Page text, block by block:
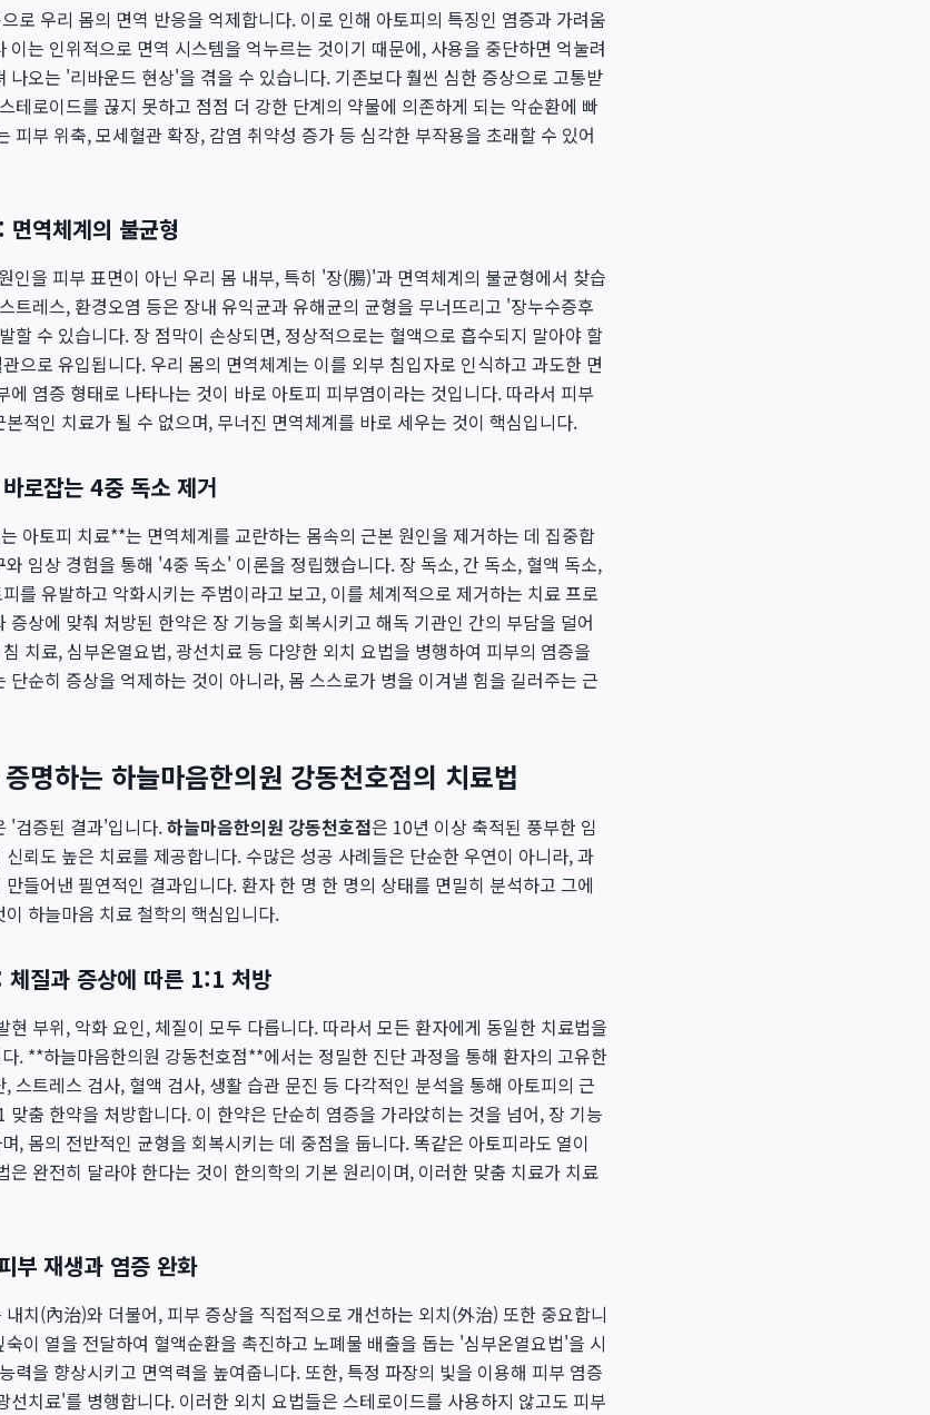
로 우리 몸의 면역 반응을 억제합니다. 이로 인해 아토피의 특징인 염증과 가려움
이는 인위적으로 면역 시스템을 억누르는 것이기 때문에, 사용을 중단하면 억눌려
나오는 '리바운드 현상'을 겪을 수 있습니다. 기존보다 훨씬 심한 증상으로 고통받
테로이드를 끊지 못하고 점점 더 강한 단계의 약물에 의존하게 되는 악순환에 빠
피부 위축, 모세혈관 확장, 감염 취약성 증가 등 심각한 부작용을 초래할 수 있어
역체계의 불균형
인을 피부 표면이 아닌 우리 몸 내부, 특히 '장(腸)'과 면역체계의 불균형에서 찾습
트레스, 환경오염 등은 장내 유익균과 유해균의 균형을 무너뜨리고 '장누수증후
수 있습니다. 장 점막이 손상되면, 정상적으로는 혈액으로 흡수되지 말아야 할
으로 유입됩니다. 우리 몸의 면역체계는 이를 외부 침입자로 인식하고 과도한 면
에 염증 형태로 나타나는 것이 바로 아토피 피부염이라는 것입니다. 따라서 피부
적인 치료가 될 수 없으며, 무너진 면역체계를 바로 세우는 것이 핵심입니다.
로잡는 4중 독소 제거
아토피 치료**는 면역체계를 교란하는 몸속의 근본 원인을 제거하는 데 집중합
임상 경험을 통해 '4중 독소' 이론을 정립했습니다. 장 독소, 간 독소, 혈액 독소,
를 유발하고 악화시키는 주범이라고 보고, 이를 체계적으로 제거하는 치료 프로
증상에 맞춰 처방된 한약은 장 기능을 회복시키고 해독 기관인 간의 부담을 덜어
치료, 심부온열요법, 광선치료 등 다양한 외치 요법을 병행하여 피부의 염증을
단순히 증상을 억제하는 것이 아니라, 몸 스스로가 병을 이겨낼 힘을 길러주는 근
명하는 하늘마음한의원 강동천호점의 치료법
'검증된 결과'입니다.하늘마음한의원 강동천호점은 10년 이상 축적된 풍부한 임
뢰도 높은 치료를 제공합니다. 수많은 성공 사례들은 단순한 우연이 아니라, 과
들어낸 필연적인 결과입니다. 환자 한 명 한 명의 상태를 면밀히 분석하고 그에
하늘마음 치료 철학의 핵심입니다.
체질과 증상에 따른 1:1 처방
현 부위, 악화 요인, 체질이 모두 다릅니다. 따라서 모든 환자에게 동일한 치료법을
. **하늘마음한의원 강동천호점**에서는 정밀한 진단 과정을 통해 환자의 고유한
스트레스 검사, 혈액 검사, 생활 습관 문진 등 다각적인 분석을 통해 아토피의 근
맞춤 한약을 처방합니다. 이 한약은 단순히 염증을 가라앉히는 것을 넘어, 장 기능
, 몸의 전반적인 균형을 회복시키는 데 중점을 둡니다. 똑같은 아토피라도 열이
은 완전히 달라야 한다는 것이 한의학의 기본 원리이며, 이러한 맞춤 치료가 치료
부 재생과 염증 완화
치(內治)와 더불어, 피부 증상을 직접적으로 개선하는 외치(外治) 또한 중요합니
이 열을 전달하여 혈액순환을 촉진하고 노폐물 배출을 돕는 '심부온열요법'을 시
력을 향상시키고 면역력을 높여줍니다. 또한, 특정 파장의 빛을 이용해 피부 염증
선치료'를 병행합니다. 이러한 외치 요법들은 스테로이드를 사용하지 않고도 피부